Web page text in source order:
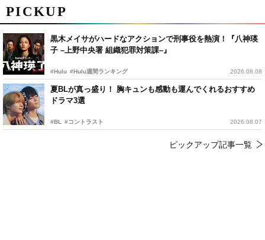
PICKUP
黒木メイサがハードなアクションで刑事役を熱演！『八神瑛
子 –上野中央署 組織犯罪対策課–』
#Hulu #Hulu週間ランキング 2026.08.08
夏BLが真っ盛り！ 胸キュンも感動も運んでくれるおすすめ
ドラマ3選
#BL #コントラスト 2026.08.07
ピックアップ記事一覧